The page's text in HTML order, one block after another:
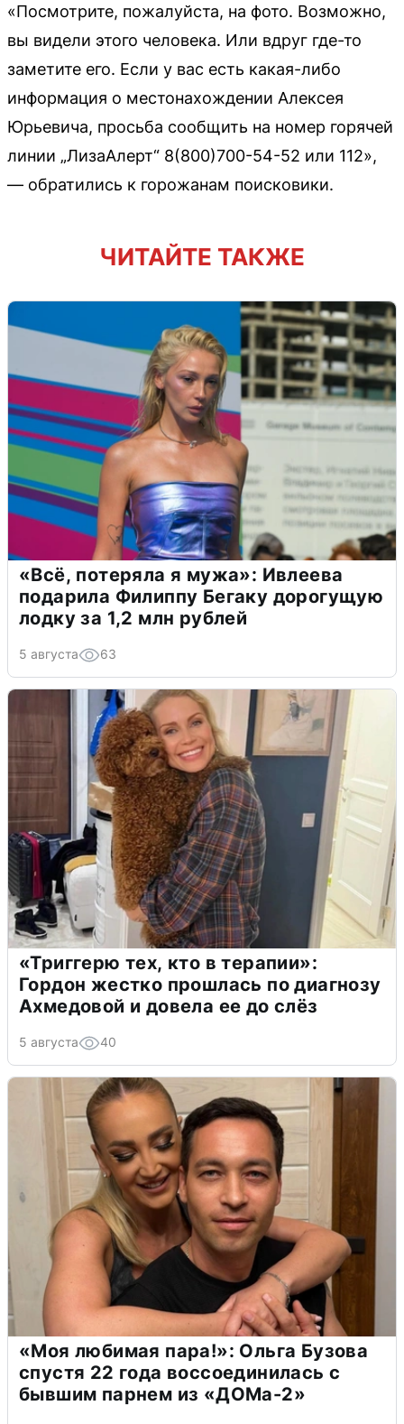
«Посмотрите, пожалуйста, на фото. Возможно,
вы видели этого человека. Или вдруг где-то
заметите его. Если у вас есть какая-либо
информация о местонахождении Алексея
Юрьевича, просьба сообщить на номер горячей
линии „ЛизаАлерт“ 8(800)700-54-52 или 112»,
— обратились к горожанам поисковики.
ЧИТАЙТЕ ТАКЖЕ
«Всё, потеряла я мужа»: Ивлеева
подарила Филиппу Бегаку дорогущую
лодку за 1,2 млн рублей
5 августа 63
«Триггерю тех, кто в терапии»:
Гордон жестко прошлась по диагнозу
Ахмедовой и довела ее до слёз
5 августа 40
«Моя любимая пара!»: Ольга Бузова
спустя 22 года воссоединилась с
бывшим парнем из «ДОМа-2»